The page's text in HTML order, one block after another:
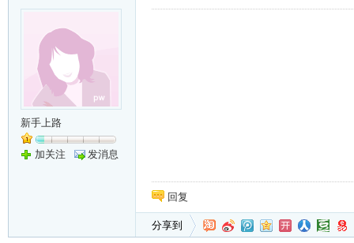
新手上路
加关注 发消息
回复
分享到